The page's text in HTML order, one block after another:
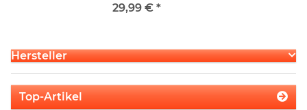
29,99 € *
Hersteller
Top-Artikel